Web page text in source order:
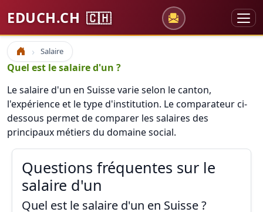
EDUCH.CH 🇨🇭
Accueil Salaire
Quel est le salaire d'un ?
Le salaire d'un en Suisse varie selon le canton,
l'expérience et le type d'institution. Le comparateur ci-
dessous permet de comparer les salaires des
principaux métiers du domaine social.
Questions fréquentes sur le
salaire d'un
Quel est le salaire d'un en Suisse ?